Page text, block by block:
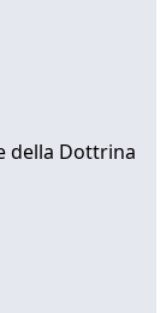
della Dottrina